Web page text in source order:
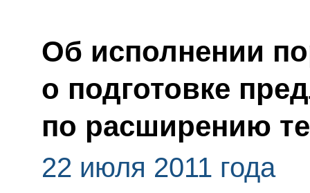
Об исполнении
о подготовке
по расширению
22 июля 2011 года